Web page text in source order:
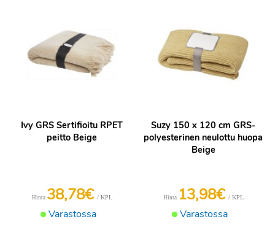
Ivy GRS Sertifioitu RPET
peitto Beige
Varastossa
Hinta 38,78€ / KPL
Suzy 150 x 120 cm GRS-
polyesterinen neulottu huopa
Beige
Varastossa
Hinta 13,98€ / KPL